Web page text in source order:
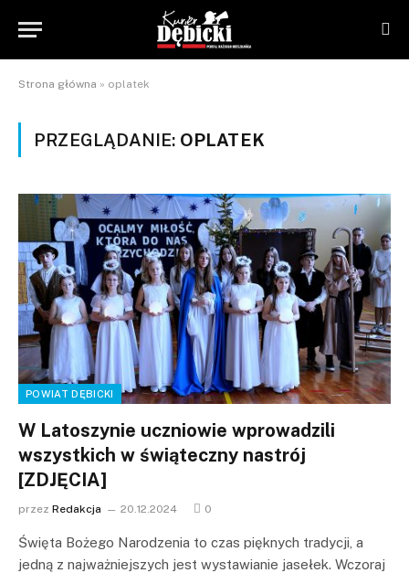
Strona główna » oplatek
PRZEGLĄDANIE: OPLATEK
POWIAT DĘBICKI
W Latoszynie uczniowie wprowadzili
wszystkich w świąteczny nastrój
[ZDJĘCIA]
przez Redakcja 20.12.2024 0
Święta Bożego Narodzenia to czas pięknych tradycji, a
jedną z najważniejszych jest wystawianie jasełek. Wczoraj